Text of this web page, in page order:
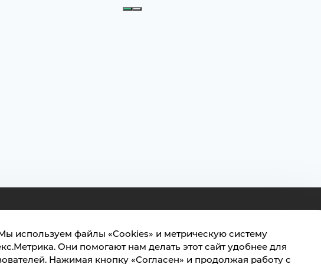
используем файлы «Cookies» и метрическую систему
Они помогают нам делать этот сайт удобнее для
Нажимая кнопку «Согласен» и продолжая работу с
тел.: +7 (3467) 377-000
ugrasu@ugrasu.ru